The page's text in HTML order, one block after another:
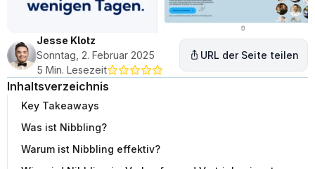
Jesse Klotz
Sonntag, 2. Februar 2025
5 Min. Lesezeit
URL der Seite teilen
Inhaltsverzeichnis
Key Takeaways
Was ist Nibbling?
Warum ist Nibbling effektiv?